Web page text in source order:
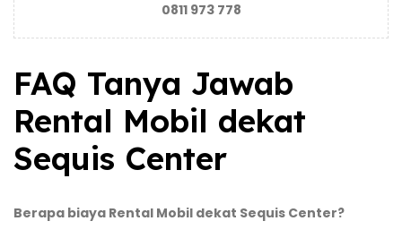
0811 973 778
FAQ Tanya Jawab
Rental Mobil dekat
Sequis Center
Berapa biaya Rental Mobil dekat Sequis Center?